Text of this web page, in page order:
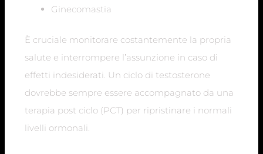
Ginecomastia
È cruciale monitorare costantemente la propria
salute e interrompere l’assunzione in caso di
effetti indesiderati. Un ciclo di testosterone
dovrebbe sempre essere accompagnato da una
terapia post ciclo (PCT) per ripristinare i normali
livelli ormonali.